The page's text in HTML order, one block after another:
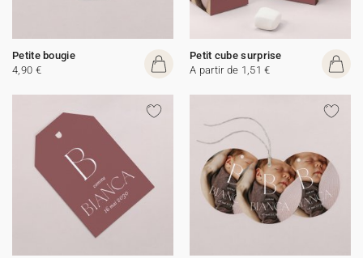
Petite bougie
4,90 €
Petit cube surprise
A partir de 1,51 €